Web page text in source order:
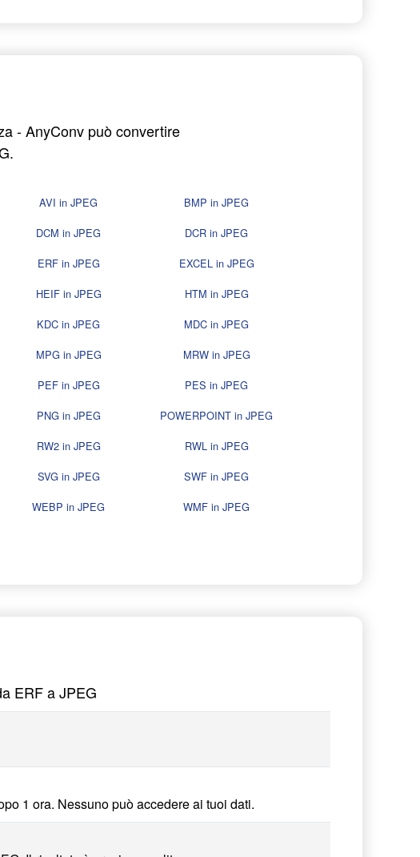
- AnyConv può convertire
AVI in JPEG
BMP in JPEG
DCM in JPEG
DCR in JPEG
ERF in JPEG
EXCEL in JPEG
HEIF in JPEG
HTM in JPEG
KDC in JPEG
MDC in JPEG
MPG in JPEG
MRW in JPEG
PEF in JPEG
PES in JPEG
PNG in JPEG
POWERPOINT in JPEG
RW2 in JPEG
RWL in JPEG
SVG in JPEG
SWF in JPEG
WEBP in JPEG
WMF in JPEG
ERF a JPEG
1 ora. Nessuno può accedere ai tuoi dati.